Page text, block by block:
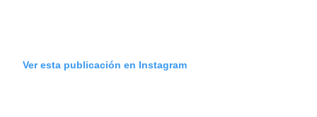
Ver esta publicación en Instagram